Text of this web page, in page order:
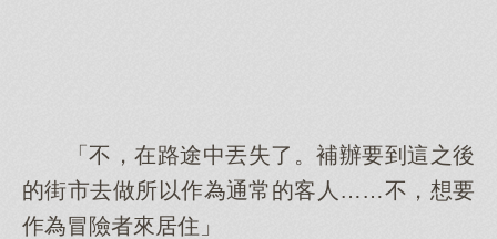
「不，在路途中丟失了。補辦要到這之後
的街市去做所以作為通常的客人……不，想要
作為冒險者來居住」